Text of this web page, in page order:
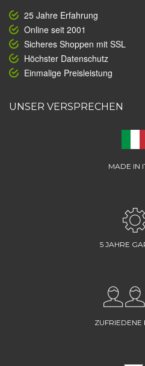
25 Jahre Erfahrung
Online seit 2001
Sicheres Shoppen mit SSL
Höchster Datenschutz
Einmalige Preisleistung
UNSER VERSPRECHEN
MADE IN
5 JAHRE
ZUFRIEDENE